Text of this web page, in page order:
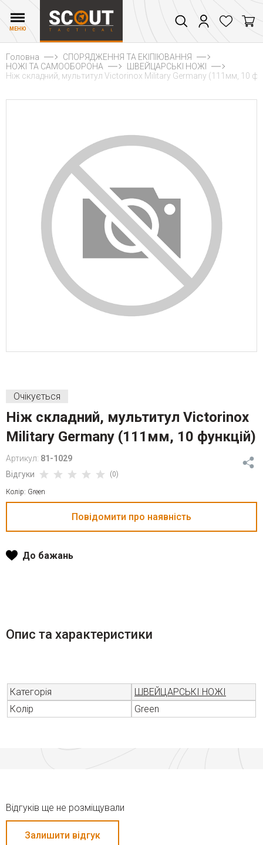
МЕНЮ
Головна
СПОРЯДЖЕННЯ ТА ЕКІПІЮВАННЯ
НОЖІ ТА САМООБОРОНА
ШВЕЙЦАРСЬКІ НОЖІ
Ніж складний, мультитул Victorinox Military Germany (111мм, 10
Очікується
Ніж складний, мультитул Victorinox
Military Germany (111мм, 10 функцій)
Артикул: 81-1029
Відгуки
(0)
Колір: Green
До бажань
Опис та характеристики
Категорія
ШВЕЙЦАРСЬКІ НОЖІ
Колір
Green
Відгуків ще не розміщували
Залишити відгук